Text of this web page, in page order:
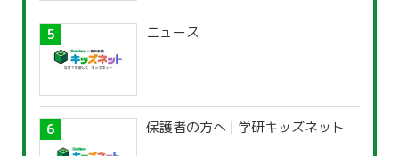
ニュース
保護者の方へ | 学研キッズネット